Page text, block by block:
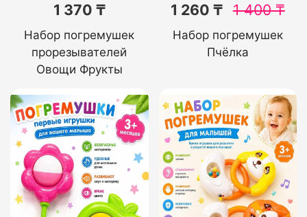
1 370 ₸
Набор погремушек
прорезывателей
Овощи Фрукты
1 260 ₸ 1 400₸
Набор погремушек
Пчёлка